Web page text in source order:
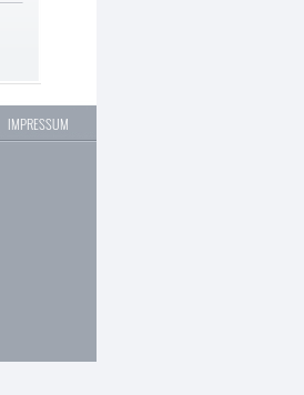
IMPRESSUM